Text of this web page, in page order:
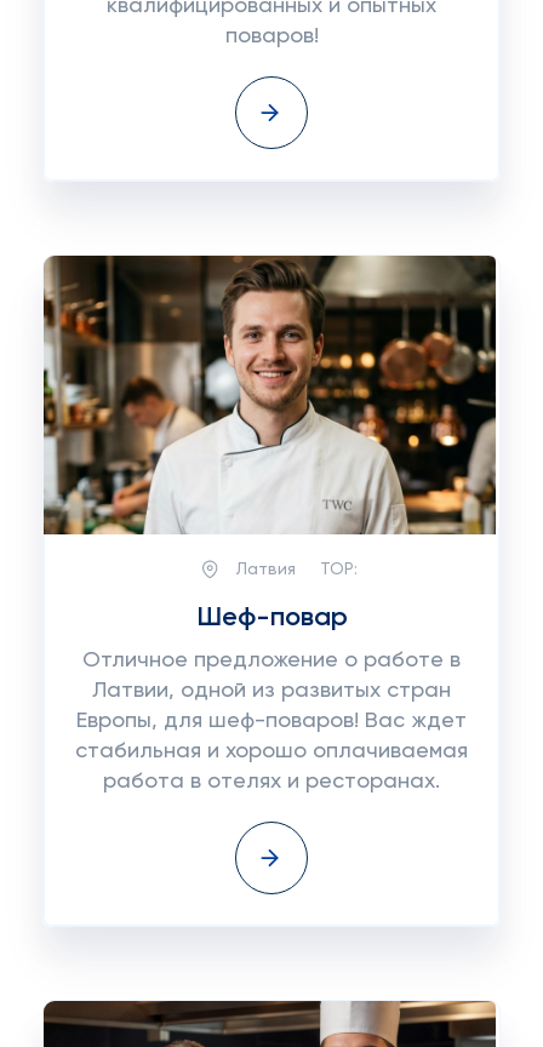
квалифицированных и опытных
поваров!
Латвия TOP:
Шеф-повар
Отличное предложение о работе в
Латвии, одной из развитых стран
Европы, для шеф-поваров! Вас ждет
стабильная и хорошо оплачиваемая
работа в отелях и ресторанах.